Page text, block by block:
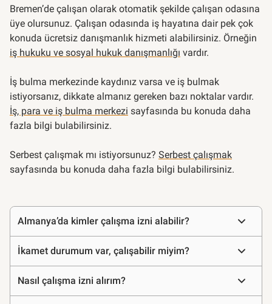
Bremen’de çalışan olarak otomatik şekilde çalışan odasına
üye olursunuz. Çalışan odasında iş hayatına dair pek çok
konuda ücretsiz danışmanlık hizmeti alabilirsiniz. Örneğin
iş hukuku ve sosyal hukuk danışmanlığı vardır.
İş bulma merkezinde kaydınız varsa ve iş bulmak
istiyorsanız, dikkate almanız gereken bazı noktalar vardır.
İş, para ve iş bulma merkezi sayfasında bu konuda daha
fazla bilgi bulabilirsiniz.
Serbest çalışmak mı istiyorsunuz? Serbest çalışmak
sayfasında bu konuda daha fazla bilgi bulabilirsiniz.
Sıkça
sorulan
sorular
Almanya’da kimler çalışma izni alabilir?
İkamet durumum var, çalışabilir miyim?
Nasıl çalışma izni alırım?